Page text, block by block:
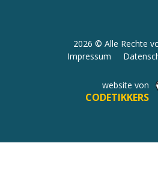
2026 © Alle Rechte
Impressum
website von
CODETIKKERS